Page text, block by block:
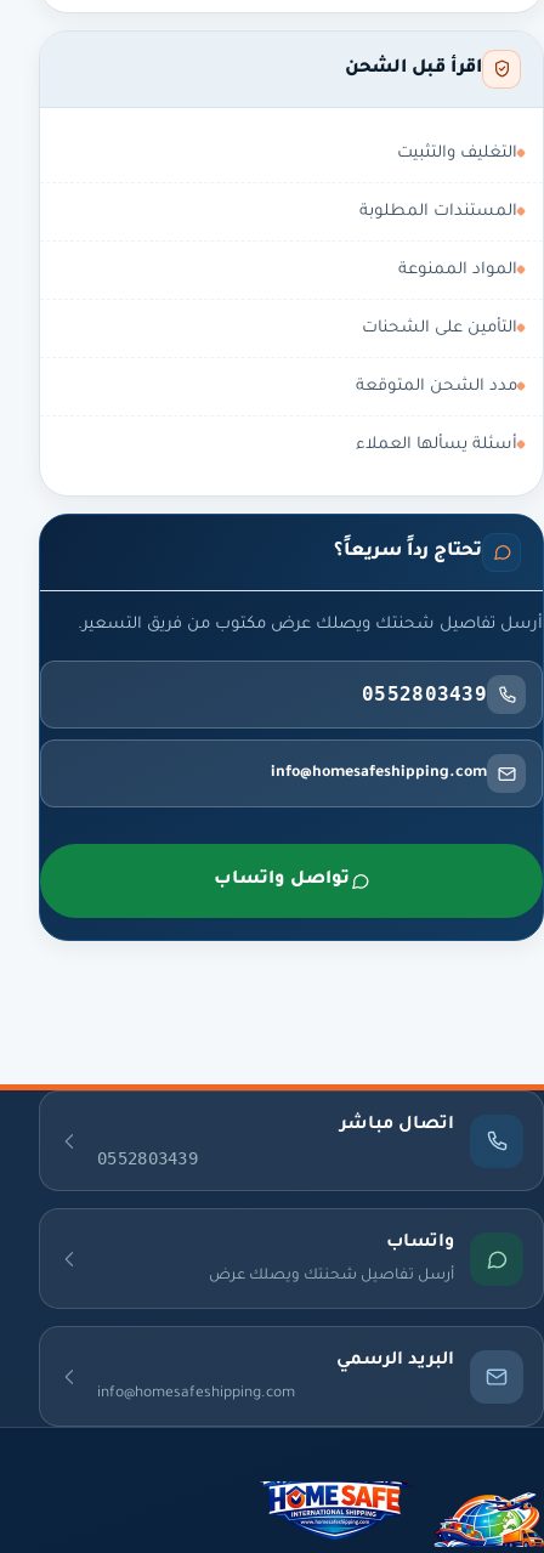
اقرأ قبل الشحن
التغليف والتثبيت
المستندات المطلوبة
المواد الممنوعة
التأمين على الشحنات
مدد الشحن المتوقعة
أسئلة يسألها العملاء
تحتاج رداً سريعاً؟
أرسل تفاصيل شحنتك ويصلك عرض مكتوب من فريق التسعير.
0552803439
info@homesafeshipping.com
تواصل واتساب
اتصال مباشر
0552803439
واتساب
أرسل تفاصيل شحنتك ويصلك عرض
البريد الرسمي
info@homesafeshipping.com